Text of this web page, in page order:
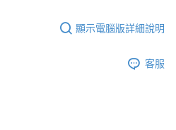
顯示電腦版詳細說明
客服